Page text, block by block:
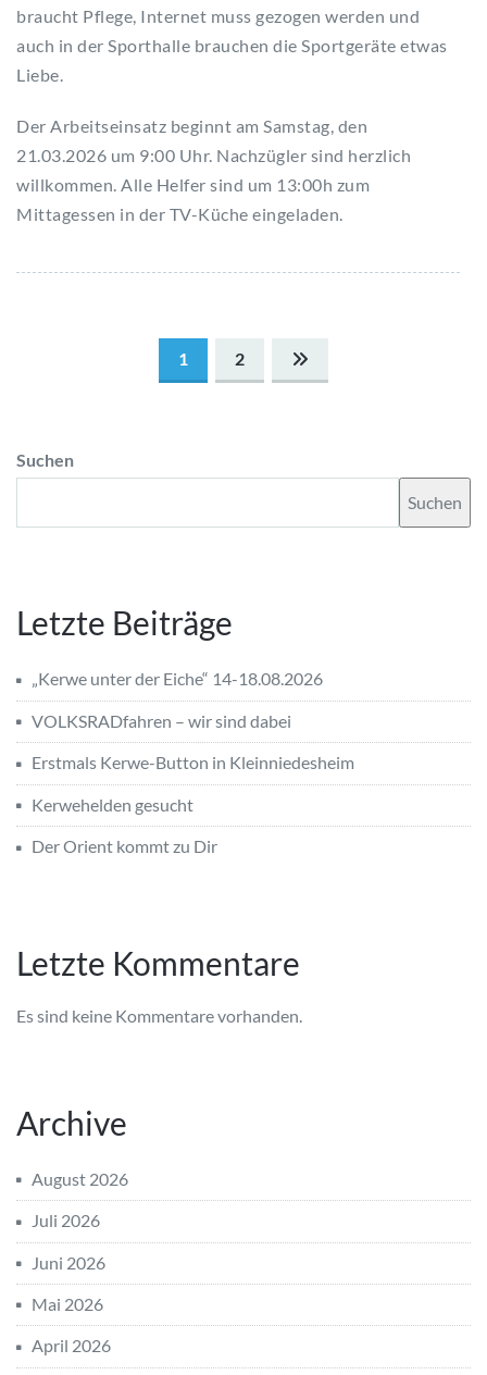
braucht Pflege, Internet muss gezogen werden und
auch in der Sporthalle brauchen die Sportgeräte etwas
Liebe.
Der Arbeitseinsatz beginnt am Samstag, den
21.03.2026 um 9:00 Uhr. Nachzügler sind herzlich
willkommen. Alle Helfer sind um 13:00h zum
Mittagessen in der TV-Küche eingeladen.
Seitennummerierung
der
1 2
Suchen
Suchen
Letzte Beiträge
„Kerwe unter der Eiche“ 14-18.08.2026
VOLKSRADfahren – wir sind dabei
Erstmals Kerwe-Button in Kleinniedesheim
Kerwehelden gesucht
Der Orient kommt zu Dir
Letzte Kommentare
Es sind keine Kommentare vorhanden.
Archive
August 2026
Juli 2026
Juni 2026
Mai 2026
April 2026